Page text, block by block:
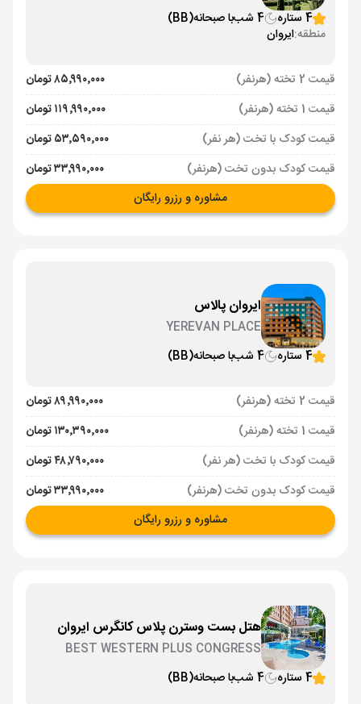
4 ستاره
4 شب با صبحانه(BB)
منطقه:ایروان
قیمت 2 تخته (هرنفر)
۸۵٬۹۹۰٬۰۰۰ تومان
قیمت 1 تخته (هرنفر)
۱۱۹٬۹۹۰٬۰۰۰ تومان
قیمت کودک با تخت (هر نفر)
۵۳٬۵۹۰٬۰۰۰ تومان
قیمت کودک بدون تخت (هرنفر)
۳۳٬۹۹۰٬۰۰۰ تومان
مشاوره و رزرو رایگان
ایروان پالاس
YEREVAN PLACE
4 ستاره
4 شب با صبحانه(BB)
قیمت 2 تخته (هرنفر)
۸۹٬۹۹۰٬۰۰۰ تومان
قیمت 1 تخته (هرنفر)
۱۳۰٬۳۹۰٬۰۰۰ تومان
قیمت کودک با تخت (هر نفر)
۴۸٬۷۹۰٬۰۰۰ تومان
قیمت کودک بدون تخت (هرنفر)
۳۳٬۹۹۰٬۰۰۰ تومان
مشاوره و رزرو رایگان
هتل بست وسترن پلاس کانگرس ایروان
BEST WESTERN PLUS CONGRESS
4 ستاره
4 شب با صبحانه(BB)